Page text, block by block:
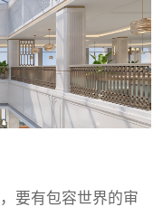
要有包容世界的审